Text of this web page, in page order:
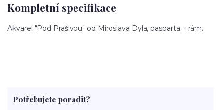
Kompletní specifikace
Akvarel "Pod Prašivou" od Miroslava Dyla, pasparta + rám.
Potřebujete poradit?